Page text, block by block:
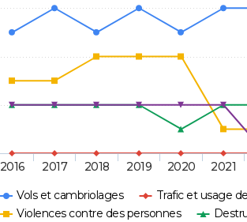
Vols et cambriolages
Trafic et usage
Violences contre des personnes
2016 2017 2018 2019 2020 2021